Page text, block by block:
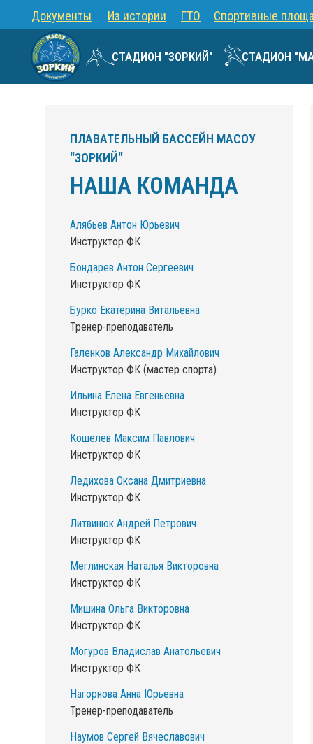
СТАДИОН "ЗОРКИЙ" СТАДИОН
Документы Из истории ГТО Спортивные
Алябьев Антон Юрьевич
Инструктор ФК
НАША КОМАНДА
ПЛАВАТЕЛЬНЫЙ БАССЕЙН МАСОУ
"ЗОРКИЙ"
Алябьев Антон Юрьевич
Инструктор ФК
Бурко Екатерина Витальевна
Тренер-преподаватель
Бондарев Антон Сергеевич
Инструктор ФК
Галенков Александр Михайлович
Инструктор ФК (мастер спорта)
Литвинюк Андрей Петрович
Инструктор ФК
Ледихова Оксана Дмитриевна
Инструктор ФК
Меглинская Наталья Викторовна
Инструктор ФК
Могуров Владислав Анатольевич
Инструктор ФК
Нагорнова Анна Юрьевна
Тренер-преподаватель
Наумов Сергей Вячеславович
Мишина Ольга Викторовна
Инструктор ФК
Кошелев Максим Павлович
Инструктор ФК
Ильина Елена Евгеньевна
Инструктор ФК